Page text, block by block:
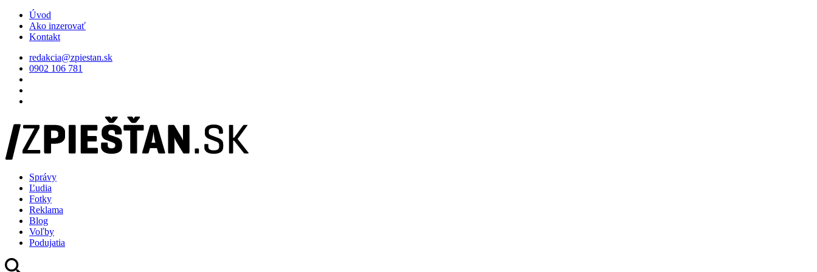
Úvod
Ako inzerovať
Kontakt
redakcia@zpiestan.sk
0902 106 781
Správy
Ľudia
Fotky
Reklama
Blog
Voľby
Podujatia